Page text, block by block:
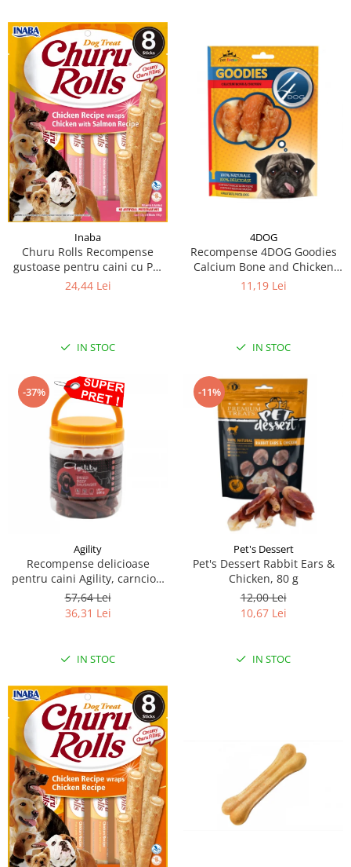
Inaba
Churu Rolls Recompense
gustoase pentru caini cu Pui
si somon 8 x 12 g
24,44 Lei
IN STOC
4DOG
Recompense 4DOG Goodies
Calcium Bone and Chicken
100g
11,19 Lei
IN STOC
-37%
Agility
Recompense delicioase
pentru caini Agility, carnciori
uscati de vita-7cm, 500g
57,64 Lei
36,31 Lei
IN STOC
-11%
Pet's Dessert
Pet's Dessert Rabbit Ears &
Chicken, 80 g
12,00 Lei
10,67 Lei
IN STOC